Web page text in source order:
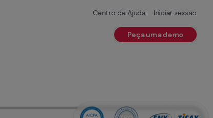
Centro de Ajuda Iniciar sessão
Peça uma demo